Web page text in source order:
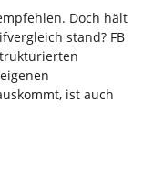
Doch hält
stand? FB
ist auch